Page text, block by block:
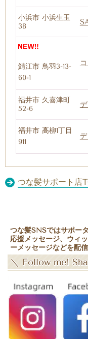
小浜市 小浜生玉
38
鯖江市 鳥羽3-13-
60-1
福井市 久喜津町
52-6
福井市 高柳1丁目
911
つな髪サポート店
つな髪SNSではサポー
応援メッセージ、ウィ
ーメッセージなどを配信
＼ Follow me!